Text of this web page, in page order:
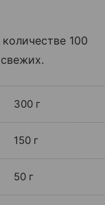
количестве 100
300 г
150 г
50 г